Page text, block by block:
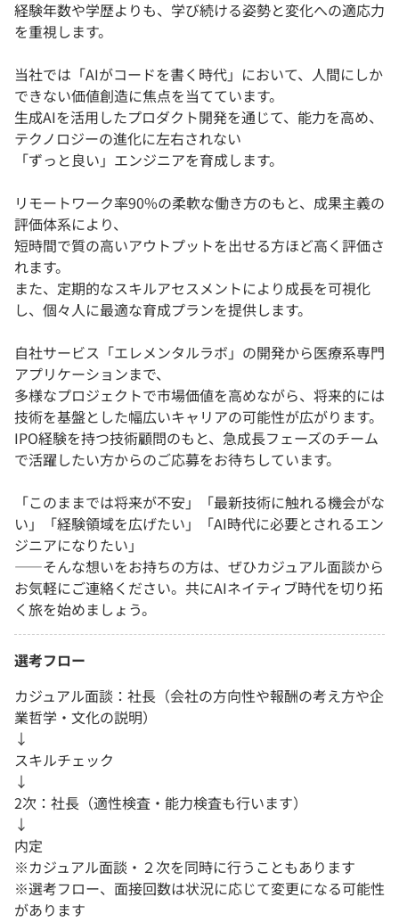
経験年数や学歴よりも、学び続ける姿勢と変化への適応力
を重視します。
当社では「AIがコードを書く時代」において、人間にしか
できない価値創造に焦点を当てています。
生成AIを活用したプロダクト開発を通じて、能力を高め、
テクノロジーの進化に左右されない
「ずっと良い」エンジニアを育成します。
リモートワーク率90%の柔軟な働き方のもと、成果主義の
評価体系により、
短時間で質の高いアウトプットを出せる方ほど高く評価さ
れます。
また、定期的なスキルアセスメントにより成長を可視化
し、個々人に最適な育成プランを提供します。
自社サービス「エレメンタルラボ」の開発から医療系専門
アプリケーションまで、
多様なプロジェクトで市場価値を高めながら、将来的には
技術を基盤とした幅広いキャリアの可能性が広がります。
IPO経験を持つ技術顧問のもと、急成長フェーズのチーム
で活躍したい方からのご応募をお待ちしています。
「このままでは将来が不安」「最新技術に触れる機会がな
い」「経験領域を広げたい」「AI時代に必要とされるエン
ジニアになりたい」
——そんな想いをお持ちの方は、ぜひカジュアル面談から
お気軽にご連絡ください。共にAIネイティブ時代を切り拓
く旅を始めましょう。
選考フロー
カジュアル面談：社長（会社の方向性や報酬の考え方や企
業哲学・文化の説明）
↓
スキルチェック
↓
2次：社長（適性検査・能力検査も行います）
↓
内定
※カジュアル面談・２次を同時に行うこともあります
※選考フロー、面接回数は状況に応じて変更になる可能性
があります